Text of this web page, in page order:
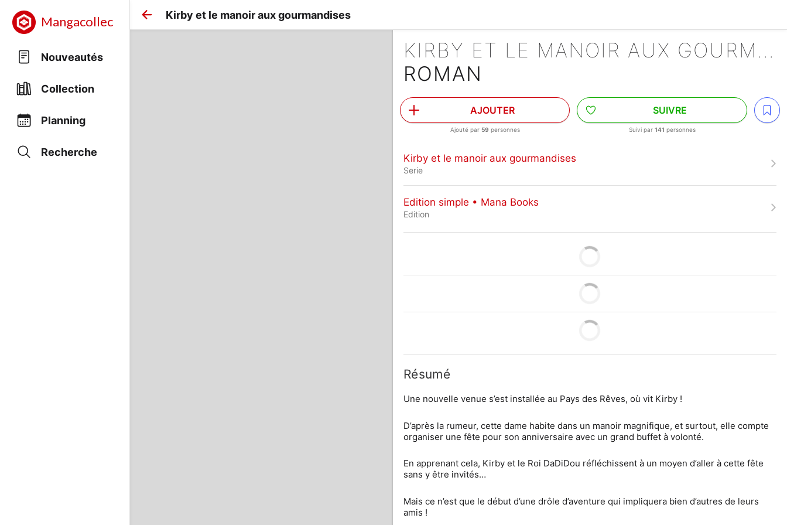
Mangacollec
Nouveautés
Collection
Planning
Recherche
Kirby et le manoir aux gourmandises
KIRBY ET LE MANOIR AUX GOURMANDISES
ROMAN
AJOUTER
Ajouté par 59 personnes
SUIVRE
Suivi par 141 personnes
Kirby et le manoir aux gourmandises
Serie
Edition simple • Mana Books
Edition
Résumé
Une nouvelle venue s’est installée au Pays des Rêves, où vit Kirby !
D’après la rumeur, cette dame habite dans un manoir magnifique, et surtout, elle compte
organiser une fête pour son anniversaire avec un grand buffet à volonté.
En apprenant cela, Kirby et le Roi DaDiDou réfléchissent à un moyen d’aller à cette fête
sans y être invités…
Mais ce n’est que le début d’une drôle d’aventure qui impliquera bien d’autres de leurs
amis !